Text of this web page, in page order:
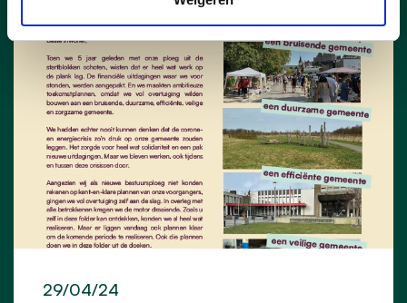
29/04/24